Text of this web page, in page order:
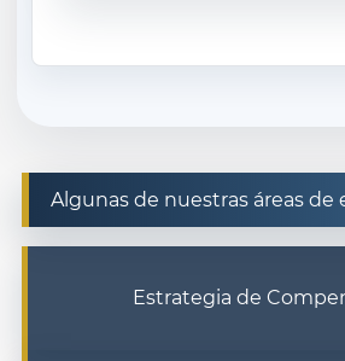
Algunas de nuestras áreas de
Estrategia de